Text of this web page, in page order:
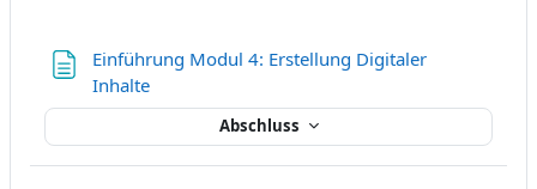
Einführung Modul 4: Erstellung Digitaler
InhalteTextseite
Abschluss